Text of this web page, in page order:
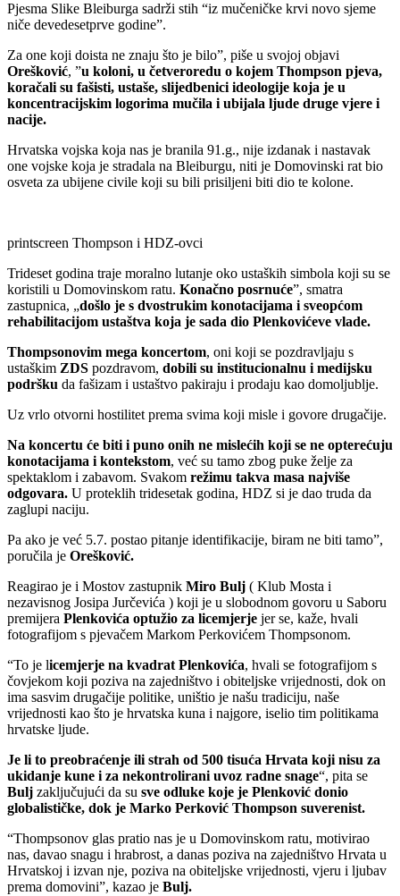
Pjesma Slike Bleiburga sadrži stih “iz mučeničke krvi novo sjeme
niče devedesetprve godine”.
Za one koji doista ne znaju što je bilo”, piše u svojoj objavi
Orešković, ”u koloni, u četveroredu o kojem Thompson pjeva,
koračali su fašisti, ustaše, slijedbenici ideologije koja je u
koncentracijskim logorima mučila i ubijala ljude druge vjere i
nacije.
Hrvatska vojska koja nas je branila 91.g., nije izdanak i nastavak
one vojske koja je stradala na Bleiburgu, niti je Domovinski rat bio
osveta za ubijene civile koji su bili prisiljeni biti dio te kolone.
printscreen Thompson i HDZ-ovci
Trideset godina traje moralno lutanje oko ustaških simbola koji su se
koristili u Domovinskom ratu. Konačno posrnuće”, smatra
zastupnica, „došlo je s dvostrukim konotacijama i sveopćom
rehabilitacijom ustaštva koja je sada dio Plenkovićeve vlade.
Thompsonovim mega koncertom, oni koji se pozdravljaju s
ustaškim ZDS pozdravom, dobili su institucionalnu i medijsku
podršku da fašizam i ustaštvo pakiraju i prodaju kao domoljublje.
Uz vrlo otvorni hostilitet prema svima koji misle i govore drugačije.
Na koncertu će biti i puno onih ne mislećih koji se ne opterećuju
konotacijama i kontekstom, već su tamo zbog puke želje za
spektaklom i zabavom. Svakom režimu takva masa najviše
odgovara. U proteklih tridesetak godina, HDZ si je dao truda da
zaglupi naciju.
Pa ako je već 5.7. postao pitanje identifikacije, biram ne biti tamo”,
poručila je Orešković.
Reagirao je i Mostov zastupnik Miro Bulj ( Klub Mosta i
nezavisnog Josipa Jurčevića ) koji je u slobodnom govoru u Saboru
premijera Plenkovića optužio za licemjerje jer se, kaže, hvali
fotografijom s pjevačem Markom Perkovićem Thompsonom.
“To je licemjerje na kvadrat Plenkovića, hvali se fotografijom s
čovjekom koji poziva na zajedništvo i obiteljske vrijednosti, dok on
ima sasvim drugačije politike, uništio je našu tradiciju, naše
vrijednosti kao što je hrvatska kuna i najgore, iselio tim politikama
hrvatske ljude.
Je li to preobraćenje ili strah od 500 tisuća Hrvata koji nisu za
ukidanje kune i za nekontrolirani uvoz radne snage“, pita se
Bulj zaključujući da su sve odluke koje je Plenković donio
globalističke, dok je Marko Perković Thompson suverenist.
“Thompsonov glas pratio nas je u Domovinskom ratu, motivirao
nas, davao snagu i hrabrost, a danas poziva na zajedništvo Hrvata u
Hrvatskoj i izvan nje, poziva na obiteljske vrijednosti, vjeru i ljubav
prema domovini”, kazao je Bulj.